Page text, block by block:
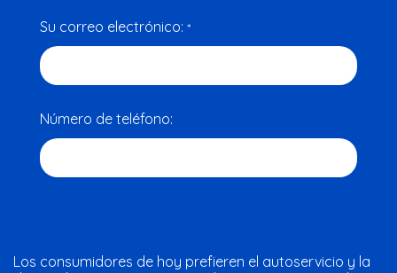
Su correo electrónico: *
Número de teléfono:
Los consumidores de hoy prefieren el autoservicio y la